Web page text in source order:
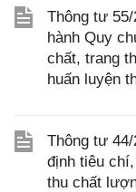
Thông tư
hành Quy
chất, trang
huấn luyện
Thông tư
định tiêu
thu chất